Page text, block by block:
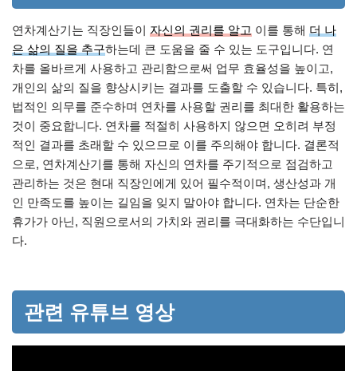
연차계산기는 직장인들이 자신의 권리를 알고 이를 통해 더 나
은 삶의 질을 추구하는데 큰 도움을 줄 수 있는 도구입니다. 연
차를 올바르게 사용하고 관리함으로써 업무 효율성을 높이고,
개인의 삶의 질을 향상시키는 결과를 도출할 수 있습니다. 특히,
법적인 의무를 준수하며 연차를 사용할 권리를 최대한 활용하는
것이 중요합니다. 연차를 적절히 사용하지 않으면 오히려 부정
적인 결과를 초래할 수 있으므로 이를 주의해야 합니다. 결론적
으로, 연차계산기를 통해 자신의 연차를 주기적으로 점검하고
관리하는 것은 현대 직장인에게 있어 필수적이며, 생산성과 개
인 만족도를 높이는 길임을 잊지 말아야 합니다. 연차는 단순한
휴가가 아닌, 직원으로서의 가치와 권리를 극대화하는 수단입니
다.
관련 유튜브 영상